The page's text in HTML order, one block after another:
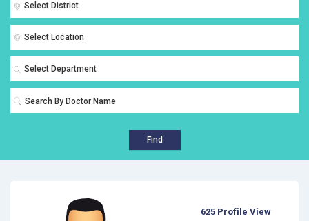
Select District
Select Location
Select Department
Find
625 Profile View